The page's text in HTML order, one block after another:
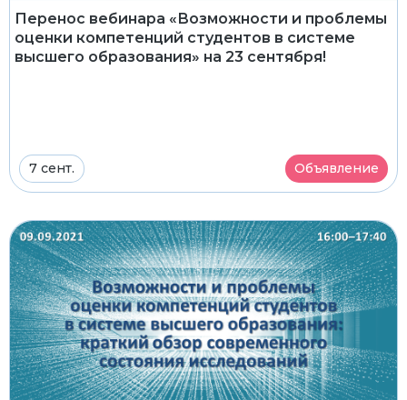
Перенос вебинара «Возможности и проблемы
оценки компетенций студентов в системе
высшего образования» на 23 сентября!
7 сент. Объявление